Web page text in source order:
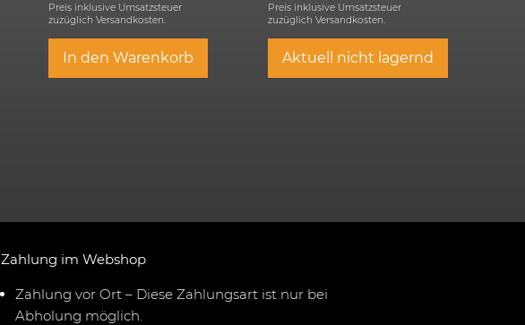
Preis inklusive Umsatzsteuer
zuzüglich Versandkosten.
In den Warenkorb
Preis inklusive Umsatzsteuer
zuzüglich Versandkosten.
Aktuell nicht lagernd
Zahlung im Webshop
Zahlung vor Ort – Diese Zahlungsart ist nur bei
Abholung möglich.